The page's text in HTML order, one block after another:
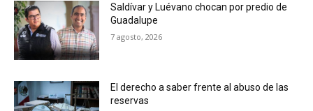
Saldívar y Luévano chocan por predio de
Guadalupe
7 agosto, 2026
El derecho a saber frente al abuso de las
reservas